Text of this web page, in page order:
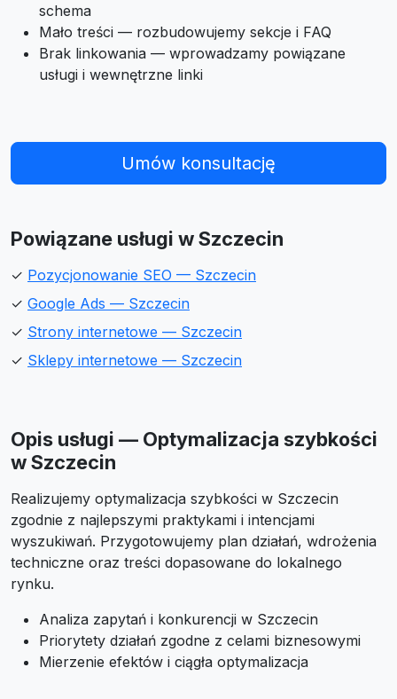
schema
Mało treści — rozbudowujemy sekcje i FAQ
Brak linkowania — wprowadzamy powiązane
usługi i wewnętrzne linki
Umów konsultację
Powiązane usługi w Szczecin
✓ Pozycjonowanie SEO — Szczecin
✓ Google Ads — Szczecin
✓ Strony internetowe — Szczecin
✓ Sklepy internetowe — Szczecin
Opis usługi — Optymalizacja szybkości
w Szczecin
Realizujemy optymalizacja szybkości w Szczecin
zgodnie z najlepszymi praktykami i intencjami
wyszukiwań. Przygotowujemy plan działań, wdrożenia
techniczne oraz treści dopasowane do lokalnego
rynku.
Analiza zapytań i konkurencji w Szczecin
Priorytety działań zgodne z celami biznesowymi
Mierzenie efektów i ciągła optymalizacja